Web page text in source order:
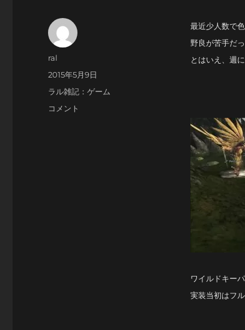
最近少人数で
野良が苦手だ
とはいえ、週
ワイルドキー
実装当初はフ
投
稿
ral
投
稿
2015年5月9日
カ
ラル雑記：ゲーム
こ
コメント